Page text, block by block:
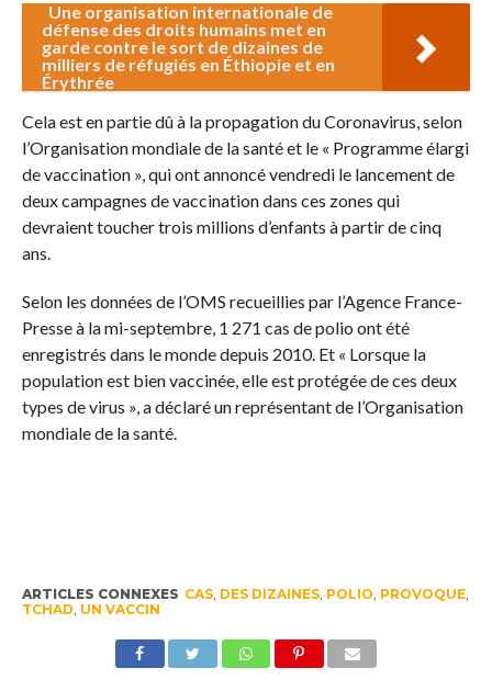
Une organisation internationale de
défense des droits humains met en
garde contre le sort de dizaines de
milliers de réfugiés en Éthiopie et en
Érythrée
Cela est en partie dû à la propagation du Coronavirus, selon
l’Organisation mondiale de la santé et le « Programme élargi
de vaccination », qui ont annoncé vendredi le lancement de
deux campagnes de vaccination dans ces zones qui
devraient toucher trois millions d’enfants à partir de cinq
ans.
Selon les données de l’OMS recueillies par l’Agence France-
Presse à la mi-septembre, 1 271 cas de polio ont été
enregistrés dans le monde depuis 2010. Et « Lorsque la
population est bien vaccinée, elle est protégée de ces deux
types de virus », a déclaré un représentant de l’Organisation
mondiale de la santé.
ARTICLES CONNEXES CAS, DES DIZAINES, POLIO, PROVOQUE,
TCHAD, UN VACCIN